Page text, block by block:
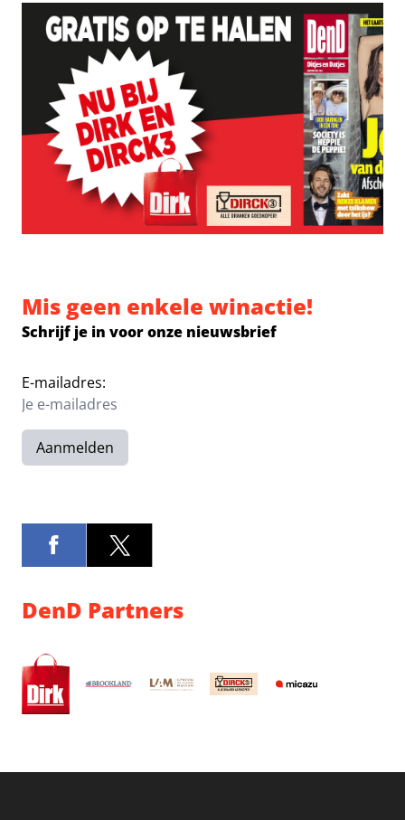
Mis geen enkele winactie!
Schrijf je in voor onze nieuwsbrief
E-mailadres:
Aanmelden
DenD Partners